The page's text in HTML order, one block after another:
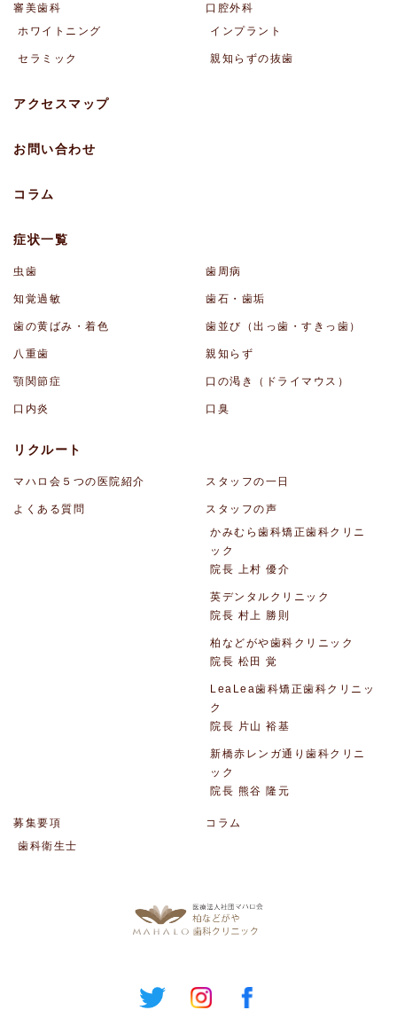
審美歯科
ホワイトニング
セラミック
口腔外科
インプラント
親知らずの抜歯
アクセスマップ
お問い合わせ
コラム
症状一覧
虫歯 歯周病
知覚過敏 歯石・歯垢
歯の黄ばみ・着色 歯並び（出っ歯・すきっ歯）
八重歯 親知らず
顎関節症 口の渇き（ドライマウス）
口内炎 口臭
リクルート
マハロ会５つの医院紹介 スタッフの一日
よくある質問
スタッフの声
かみむら歯科矯正歯科クリニ
ック
院長 上村 優介
英デンタルクリニック
院長 村上 勝則
柏などがや歯科クリニック
院長 松田 覚
LeaLea歯科矯正歯科クリニッ
ク
院長 片山 裕基
新橋赤レンガ通り歯科クリニ
ック
院長 熊谷 隆元
募集要項
歯科衛生士
コラム